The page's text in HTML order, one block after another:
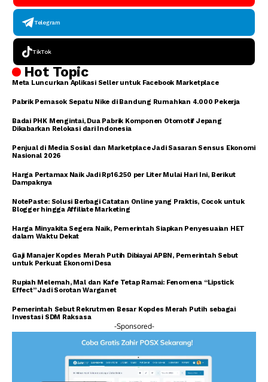
Telegram
TikTok
Hot Topic
Meta Luncurkan Aplikasi Seller untuk Facebook Marketplace
Pabrik Pemasok Sepatu Nike di Bandung Rumahkan 4.000 Pekerja
Badai PHK Mengintai, Dua Pabrik Komponen Otomotif Jepang
Dikabarkan Relokasi dari Indonesia
Penjual di Media Sosial dan Marketplace Jadi Sasaran Sensus Ekonomi
Nasional 2026
Harga Pertamax Naik Jadi Rp16.250 per Liter Mulai Hari Ini, Berikut
Dampaknya
NotePaste: Solusi Berbagi Catatan Online yang Praktis, Cocok untuk
Blogger hingga Affiliate Marketing
Harga Minyakita Segera Naik, Pemerintah Siapkan Penyesuaian HET
dalam Waktu Dekat
Gaji Manajer Kopdes Merah Putih Dibiayai APBN, Pemerintah Sebut
untuk Perkuat Ekonomi Desa
Rupiah Melemah, Mal dan Kafe Tetap Ramai: Fenomena “Lipstick
Effect” Jadi Sorotan Warganet
Pemerintah Sebut Rekrutmen Besar Kopdes Merah Putih sebagai
Investasi SDM Raksasa
-Sponsored-